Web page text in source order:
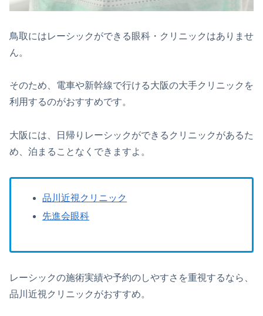
鳥取にはレーシックができる眼科・クリニックはありませ
ん。
そのため、電車や新幹線で行ける大阪の大手クリニックを
利用するのがおすすめです。
大阪には、日帰りレーシックができるクリニックがあるた
め、泊まることなくできますよ。
品川近視クリニック
先進会眼科
レーシックの施術実績や予約のしやすさを重視するなら、
品川近視クリニックがおすすめ。